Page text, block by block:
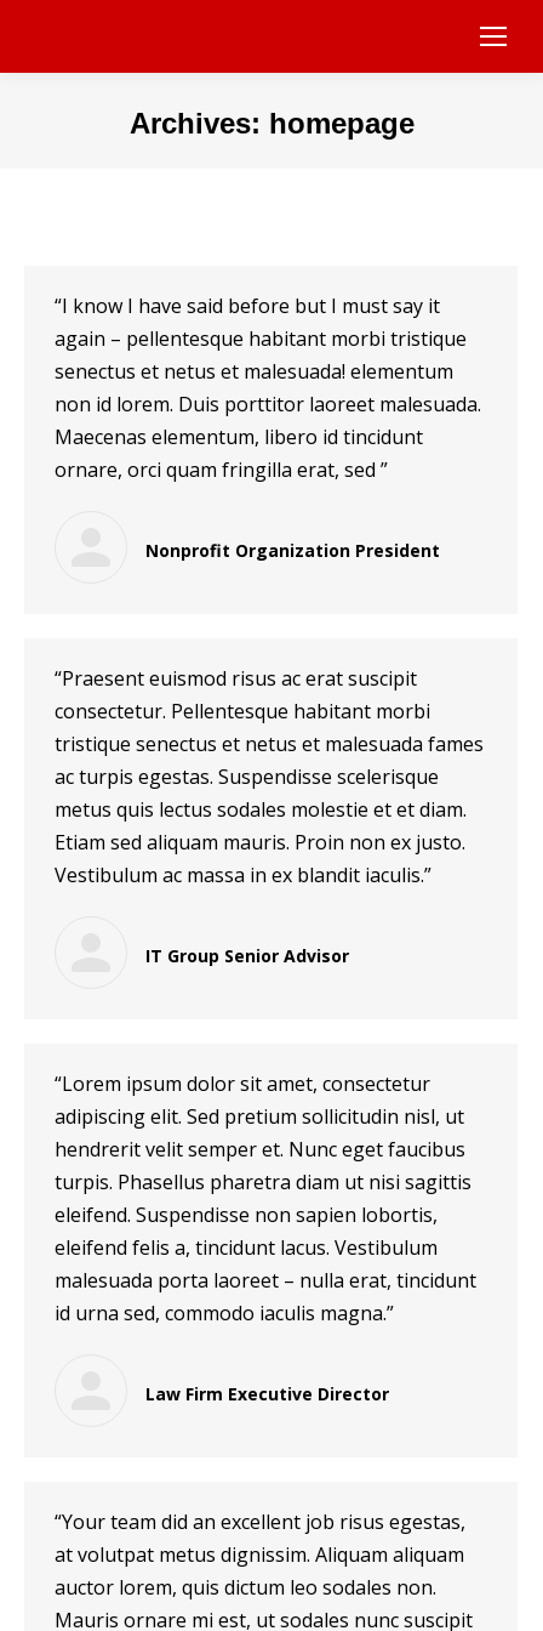
Archives: homepage
“I know I have said before but I must say it
again – pellentesque habitant morbi tristique
senectus et netus et malesuada! elementum
non id lorem. Duis porttitor laoreet malesuada.
Maecenas elementum, libero id tincidunt
ornare, orci quam fringilla erat, sed ”
Nonprofit Organization President
“Praesent euismod risus ac erat suscipit
consectetur. Pellentesque habitant morbi
tristique senectus et netus et malesuada fames
ac turpis egestas. Suspendisse scelerisque
metus quis lectus sodales molestie et et diam.
Etiam sed aliquam mauris. Proin non ex justo.
Vestibulum ac massa in ex blandit iaculis.”
IT Group Senior Advisor
“Lorem ipsum dolor sit amet, consectetur
adipiscing elit. Sed pretium sollicitudin nisl, ut
hendrerit velit semper et. Nunc eget faucibus
turpis. Phasellus pharetra diam ut nisi sagittis
eleifend. Suspendisse non sapien lobortis,
eleifend felis a, tincidunt lacus. Vestibulum
malesuada porta laoreet – nulla erat, tincidunt
id urna sed, commodo iaculis magna.”
Law Firm Executive Director
“Your team did an excellent job risus egestas,
at volutpat metus dignissim. Aliquam aliquam
auctor lorem, quis dictum leo sodales non.
Mauris ornare mi est, ut sodales nunc suscipit